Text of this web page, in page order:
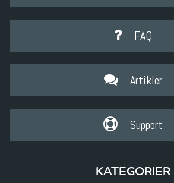
FAQ
Artikler
Support
KATEGORIER